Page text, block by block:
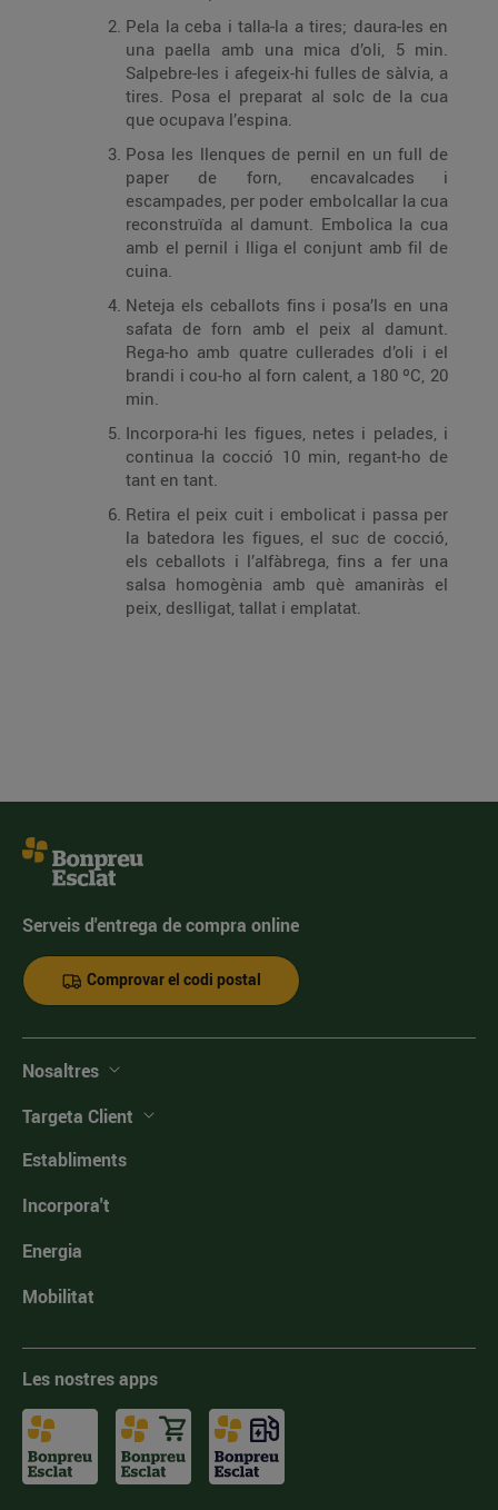
Pela la ceba i talla-la a tires; daura-les en
una paella amb una mica d’oli, 5 min.
Salpebre-les i afegeix-hi fulles de sàlvia, a
tires. Posa el preparat al solc de la cua
que ocupava l’espina.
Posa les llenques de pernil en un full de
paper de forn, encavalcades i
escampades, per poder embolcallar la cua
reconstruïda al damunt. Embolica la cua
amb el pernil i lliga el conjunt amb fil de
cuina.
Neteja els ceballots fins i posa’ls en una
safata de forn amb el peix al damunt.
Rega-ho amb quatre cullerades d’oli i el
brandi i cou-ho al forn calent, a 180 ºC, 20
min.
Incorpora-hi les figues, netes i pelades, i
continua la cocció 10 min, regant-ho de
tant en tant.
Retira el peix cuit i embolicat i passa per
la batedora les figues, el suc de cocció,
els ceballots i l’alfàbrega, fins a fer una
salsa homogènia amb què amaniràs el
peix, deslligat, tallat i emplatat.
Serveis d'entrega de compra online
Comprovar el codi postal
Nosaltres
Targeta Client
Establiments
Incorpora't
Energia
Mobilitat
Les nostres apps